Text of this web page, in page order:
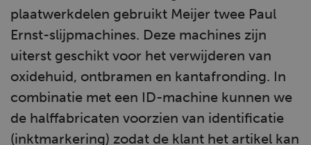
plaatwerkdelen gebruikt Meijer twee Paul
Ernst-slijpmachines. Deze machines zijn
uiterst geschikt voor het verwijderen van
oxidehuid, ontbramen en kantafronding. In
combinatie met een ID-machine kunnen we
de halffabricaten voorzien van identificatie
(inktmarkering) zodat de klant het artikel kan